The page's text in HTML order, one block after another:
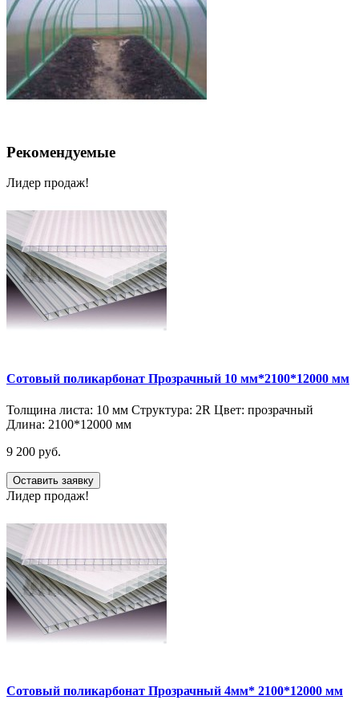
Рекомендуемые
Лидер продаж!
Сотовый поликарбонат Прозрачный 10 мм*2100*12000 мм
Толщина листа: 10 мм Структура: 2R Цвет: прозрачный
Длина: 2100*12000 мм
9 200 руб.
Оставить заявку
Лидер продаж!
Сотовый поликарбонат Прозрачный 4мм* 2100*12000 мм